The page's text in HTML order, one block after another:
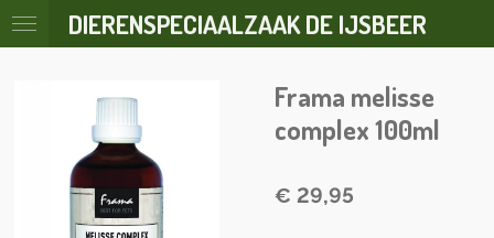
Ga
direct
DIERENSPECIAALZAAK DE IJSBEER
Frama melisse
complex 100ml
€ 29,95